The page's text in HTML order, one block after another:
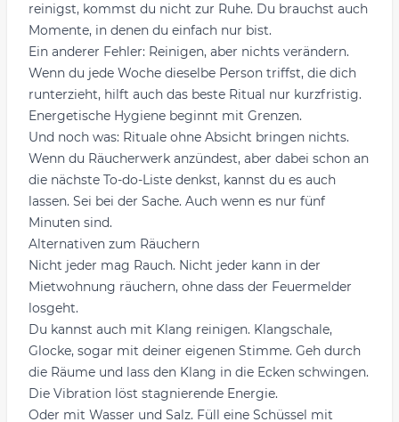
reinigst, kommst du nicht zur Ruhe. Du brauchst auch
Momente, in denen du einfach nur bist.
Ein anderer Fehler: Reinigen, aber nichts verändern.
Wenn du jede Woche dieselbe Person triffst, die dich
runterzieht, hilft auch das beste Ritual nur kurzfristig.
Energetische Hygiene beginnt mit Grenzen.
Und noch was: Rituale ohne Absicht bringen nichts.
Wenn du Räucherwerk anzündest, aber dabei schon an
die nächste To-do-Liste denkst, kannst du es auch
lassen. Sei bei der Sache. Auch wenn es nur fünf
Minuten sind.
Alternativen zum Räuchern
Nicht jeder mag Rauch. Nicht jeder kann in der
Mietwohnung räuchern, ohne dass der Feuermelder
losgeht.
Du kannst auch mit Klang reinigen. Klangschale,
Glocke, sogar mit deiner eigenen Stimme. Geh durch
die Räume und lass den Klang in die Ecken schwingen.
Die Vibration löst stagnierende Energie.
Oder mit Wasser und Salz. Füll eine Schüssel mit